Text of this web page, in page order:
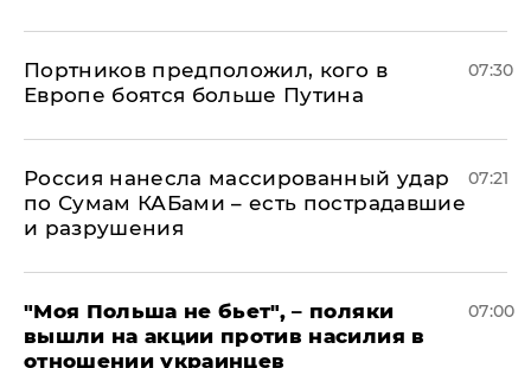
Портников предположил, кого в
Европе боятся больше Путина
07:30
Россия нанесла массированный удар
по Сумам КАБами – есть пострадавшие
и разрушения
07:21
"Моя Польша не бьет", – поляки
вышли на акции против насилия в
отношении украинцев
07:00